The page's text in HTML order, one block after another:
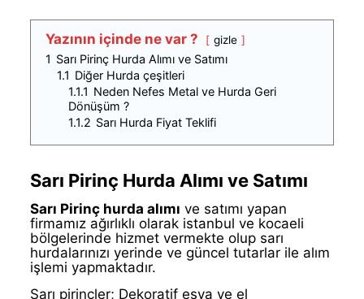
Yazının içinde ne var ? gizle
1 Sarı Pirinç Hurda Alımı ve Satımı
1.1 Diğer Hurda çeşitleri
1.1.1 Neden Nefes Metal ve Hurda Geri
Dönüşüm ?
1.1.2 Sarı Hurda Fiyat Teklifi
Sarı Pirinç Hurda Alımı ve Satımı
Sarı Pirinç hurda alımı ve satımı yapan
firmamız ağırlıklı olarak istanbul ve kocaeli
bölgelerinde hizmet vermekte olup sarı
hurdalarınızı yerinde ve güncel tutarlar ile alım
işlemi yapmaktadır.
Sarı pirinçler; Dekoratif eşya ve el